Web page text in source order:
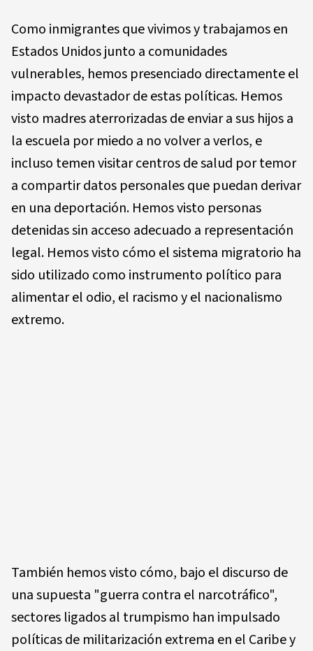
Como inmigrantes que vivimos y trabajamos en
Estados Unidos junto a comunidades
vulnerables, hemos presenciado directamente el
impacto devastador de estas políticas. Hemos
visto madres aterrorizadas de enviar a sus hijos a
la escuela por miedo a no volver a verlos, e
incluso temen visitar centros de salud por temor
a compartir datos personales que puedan derivar
en una deportación. Hemos visto personas
detenidas sin acceso adecuado a representación
legal. Hemos visto cómo el sistema migratorio ha
sido utilizado como instrumento político para
alimentar el odio, el racismo y el nacionalismo
extremo.
También hemos visto cómo, bajo el discurso de
una supuesta "guerra contra el narcotráfico",
sectores ligados al trumpismo han impulsado
políticas de militarización extrema en el Caribe y